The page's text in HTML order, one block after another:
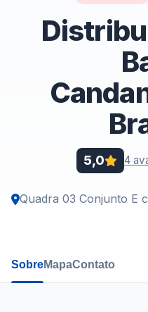
5,0 4
Quadra 03 Conjunto E
SobreMapaContato